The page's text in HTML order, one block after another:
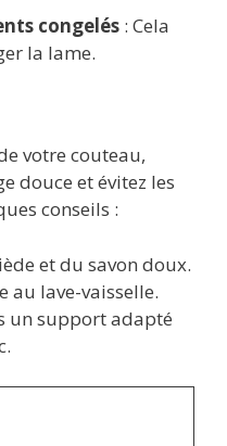
congelés : Cela
la lame.
votre couteau,
douce et évitez les
conseils :
et du savon doux.
au lave-vaisselle.
un support adapté